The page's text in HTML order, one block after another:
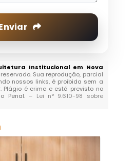
Institucional em Nova
Sua reprodução, parcial
nossos links, é proibida sem a
Plágio é crime e está previsto no
Penal. – Lei n° 9.610-98 sobre